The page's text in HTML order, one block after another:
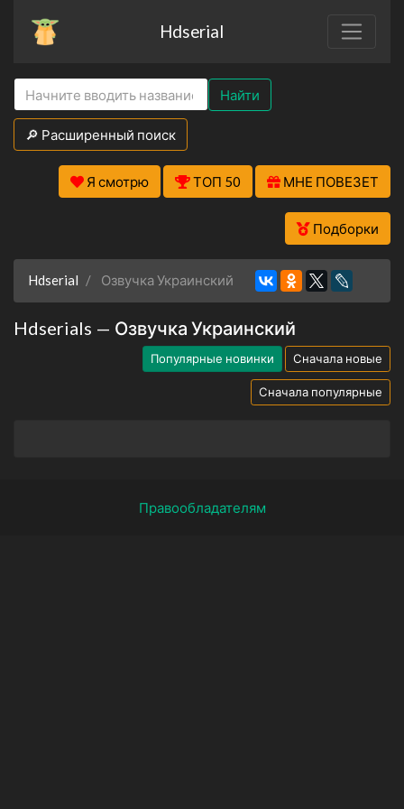
Hdserial
Найти
🔎 Расширенный поиск
Я смотрю ТОП 50 МНЕ ПОВЕЗЕТ
Подборки
Hdserial Озвучка Украинский
Hdserials — Озвучка Украинский
Популярные новинки Сначала новые
Сначала популярные
Правообладателям